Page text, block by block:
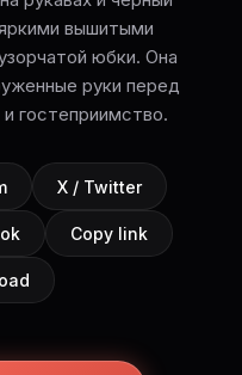
вышитыми
юбки. Она
руки перед
гостеприимство.
X / Twitter
Copy link